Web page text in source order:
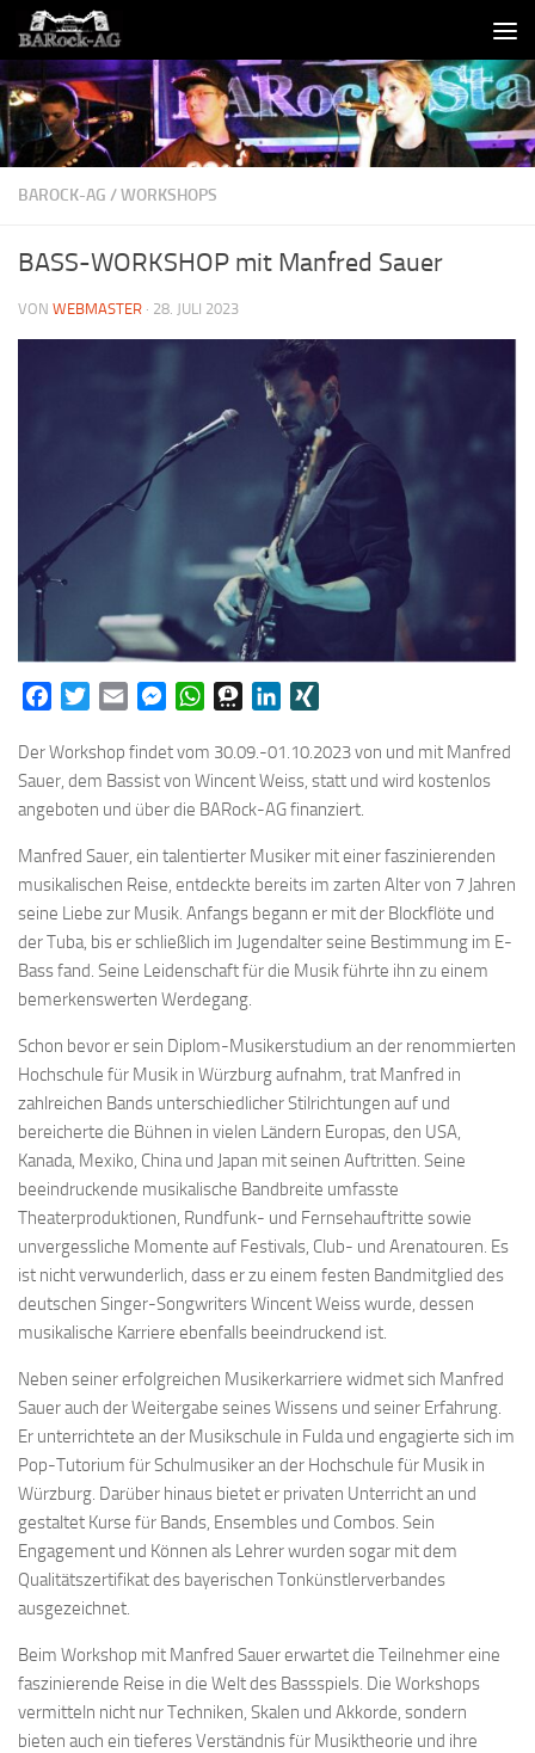
Skip to content
BAROCK-AG /WORKSHOPS
BASS-WORKSHOP mit Manfred Sauer
VON WEBMASTER · 28. JULI 2023
FacebookTwitterEmail MessengerWhatsAppThreemaLinkedIn
Der Workshop findet vom 30.09.-01.10.2023 von und mit Manfred
Sauer, dem Bassist von Wincent Weiss, statt und wird kostenlos
angeboten und über die BARock-AG finanziert.
Manfred Sauer, ein talentierter Musiker mit einer faszinierenden
musikalischen Reise, entdeckte bereits im zarten Alter von 7 Jahren
seine Liebe zur Musik. Anfangs begann er mit der Blockflöte und
der Tuba, bis er schließlich im Jugendalter seine Bestimmung im E-
Bass fand. Seine Leidenschaft für die Musik führte ihn zu einem
bemerkenswerten Werdegang.
Schon bevor er sein Diplom-Musikerstudium an der renommierten
Hochschule für Musik in Würzburg aufnahm, trat Manfred in
zahlreichen Bands unterschiedlicher Stilrichtungen auf und
bereicherte die Bühnen in vielen Ländern Europas, den USA,
Kanada, Mexiko, China und Japan mit seinen Auftritten. Seine
beeindruckende musikalische Bandbreite umfasste
Theaterproduktionen, Rundfunk- und Fernsehauftritte sowie
unvergessliche Momente auf Festivals, Club- und Arenatouren. Es
ist nicht verwunderlich, dass er zu einem festen Bandmitglied des
deutschen Singer-Songwriters Wincent Weiss wurde, dessen
musikalische Karriere ebenfalls beeindruckend ist.
Neben seiner erfolgreichen Musikerkarriere widmet sich Manfred
Sauer auch der Weitergabe seines Wissens und seiner Erfahrung.
Er unterrichtete an der Musikschule in Fulda und engagierte sich im
Pop-Tutorium für Schulmusiker an der Hochschule für Musik in
Würzburg. Darüber hinaus bietet er privaten Unterricht an und
gestaltet Kurse für Bands, Ensembles und Combos. Sein
Engagement und Können als Lehrer wurden sogar mit dem
Qualitätszertifikat des bayerischen Tonkünstlerverbandes
ausgezeichnet.
Beim Workshop mit Manfred Sauer erwartet die Teilnehmer eine
faszinierende Reise in die Welt des Bassspiels. Die Workshops
vermitteln nicht nur Techniken, Skalen und Akkorde, sondern
bieten auch ein tieferes Verständnis für Musiktheorie und ihre